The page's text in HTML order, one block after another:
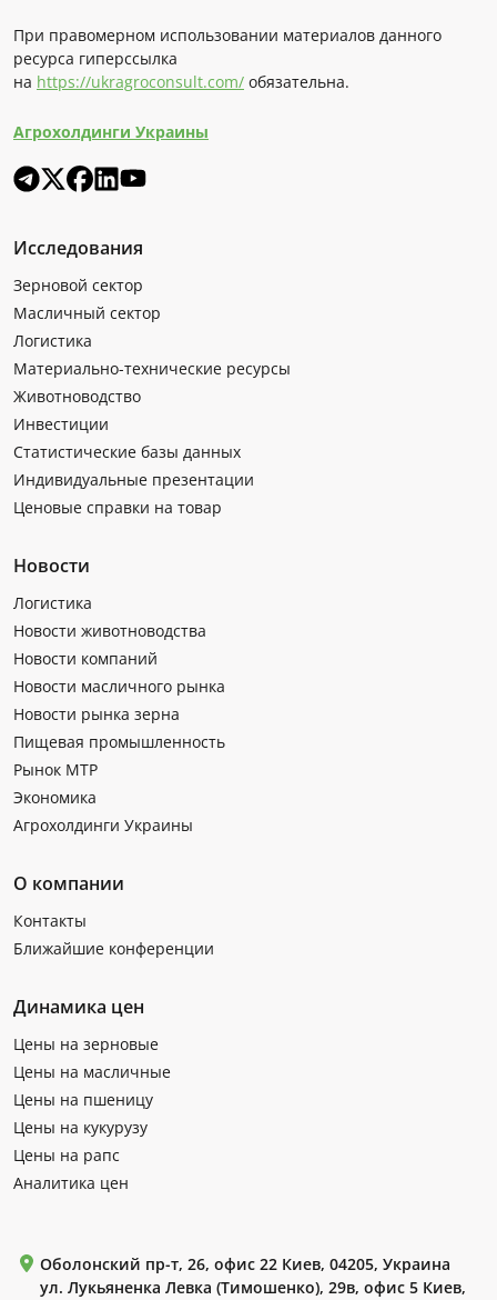
При правомерном использовании материалов данного
ресурса гиперссылка
на https://ukragroconsult.com/ обязательна.
Агрохолдинги Украины
Исследования
Зерновой сектор
Масличный сектор
Логистика
Материально-технические ресурсы
Животноводство
Инвестиции
Статистические базы данных
Индивидуальные презентации
Ценовые справки на товар
Новости
Логистика
Новости животноводства
Новости компаний
Новости масличного рынка
Новости рынка зерна
Пищевая промышленность
Рынок МТР
Экономика
Агрохолдинги Украины
О компании
Контакты
Ближайшие конференции
Динамика цен
Цены на зерновые
Цены на масличные
Цены на пшеницу
Цены на кукурузу
Цены на рапс
Аналитика цен
Оболонский пр-т, 26, офис 22 Киев, 04205, Украина
ул. Лукьяненка Левка (Тимошенко), 29в, офис 5 Киев,